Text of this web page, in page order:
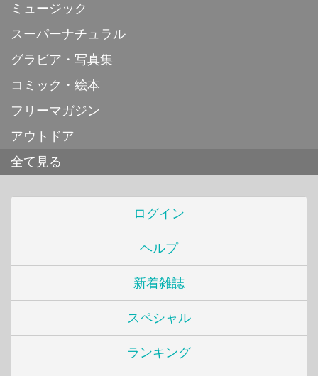
ミュージック
スーパーナチュラル
グラビア・写真集
コミック・絵本
フリーマガジン
アウトドア
全て見る
ログイン
ヘルプ
新着雑誌
スペシャル
ランキング